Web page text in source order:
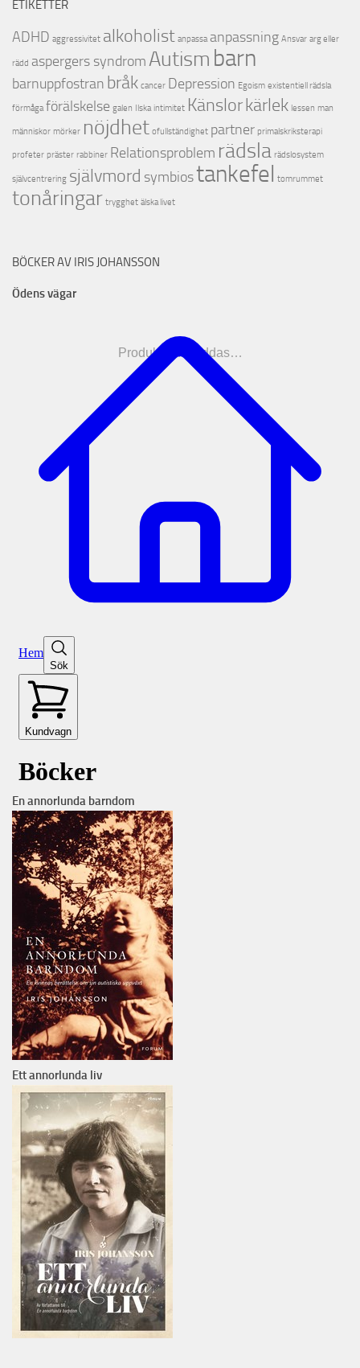
ETIKETTER
ADHD aggressivitet alkoholist anpassa anpassning Ansvar arg eller
rädd aspergers syndromAutism barn
barnuppfostran bråk cancer Depression Egoism existentiell rädsla
förmåga förälskelse galen Ilska intimitet Känslorkärlek lessen man
människor mörker nöjdhet ofullständighet partner primalskriksterapi
profeter präster rabbiner Relationsproblem rädsla rädslosystem
självcentrering självmord symbiostankefel tomrummet
tonåringar trygghet älska livet
BÖCKER AV IRIS JOHANSSON
Ödens vägar
Produkterna laddas…
En annorlunda barndom
Ett annorlunda liv